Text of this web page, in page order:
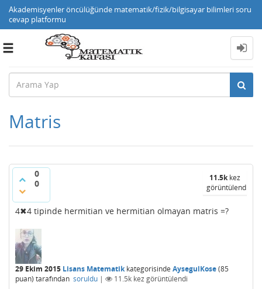
Akademisyenler öncülüğünde matematik/fizik/bilgisayar bilimleri soru
cevap platformu
Toggle
Matris
0
0
11.5kkez
görüntülendi
4✖4 tipinde hermitian ve hermitian olmayan matris =?
29 Ekim 2015 Lisans Matematikkategorisinde AysegulKose(85
puan) tarafından soruldu | 11.5k kez görüntülendi